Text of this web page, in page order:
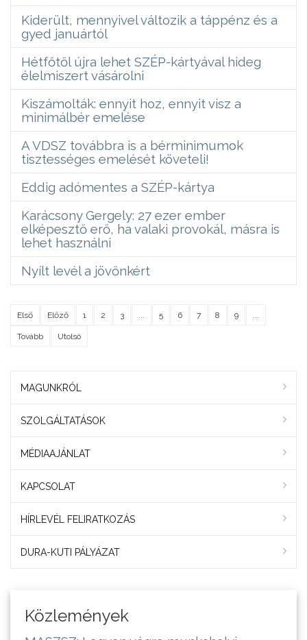
Kiderült, mennyivel változik a táppénz és a
gyed januártól
Hétfőtől újra lehet SZÉP-kártyával hideg
élelmiszert vásárolni
Kiszámolták: ennyit hoz, ennyit visz a
minimálbér emelése
A VDSZ továbbra is a bérminimumok
tisztességes emelését követeli!
Eddig adómentes a SZÉP-kártya
Karácsony Gergely: 27 ezer ember
elképesztő erő, ha valaki provokál, másra is
lehet használni
Nyílt levél a jövőnkért
Első Előző 1 2 3 5 6 7 8 9
Tovább Utolsó
MAGUNKRÓL
SZOLGÁLTATÁSOK
MÉDIAAJÁNLAT
KAPCSOLAT
HÍRLEVÉL FELIRATKOZÁS
DURA-KUTI PÁLYÁZAT
Közlemények